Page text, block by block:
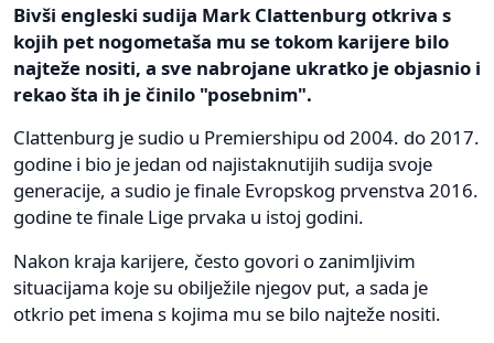
Bivši engleski sudija Mark Clattenburg otkriva s
kojih pet nogometaša mu se tokom karijere bilo
najteže nositi, a sve nabrojane ukratko je objasnio i
rekao šta ih je činilo "posebnim".
Clattenburg je sudio u Premiershipu od 2004. do 2017.
godine i bio je jedan od najistaknutijih sudija svoje
generacije, a sudio je finale Evropskog prvenstva 2016.
godine te finale Lige prvaka u istoj godini.
Nakon kraja karijere, često govori o zanimljivim
situacijama koje su obilježile njegov put, a sada je
otkrio pet imena s kojima mu se bilo najteže nositi.